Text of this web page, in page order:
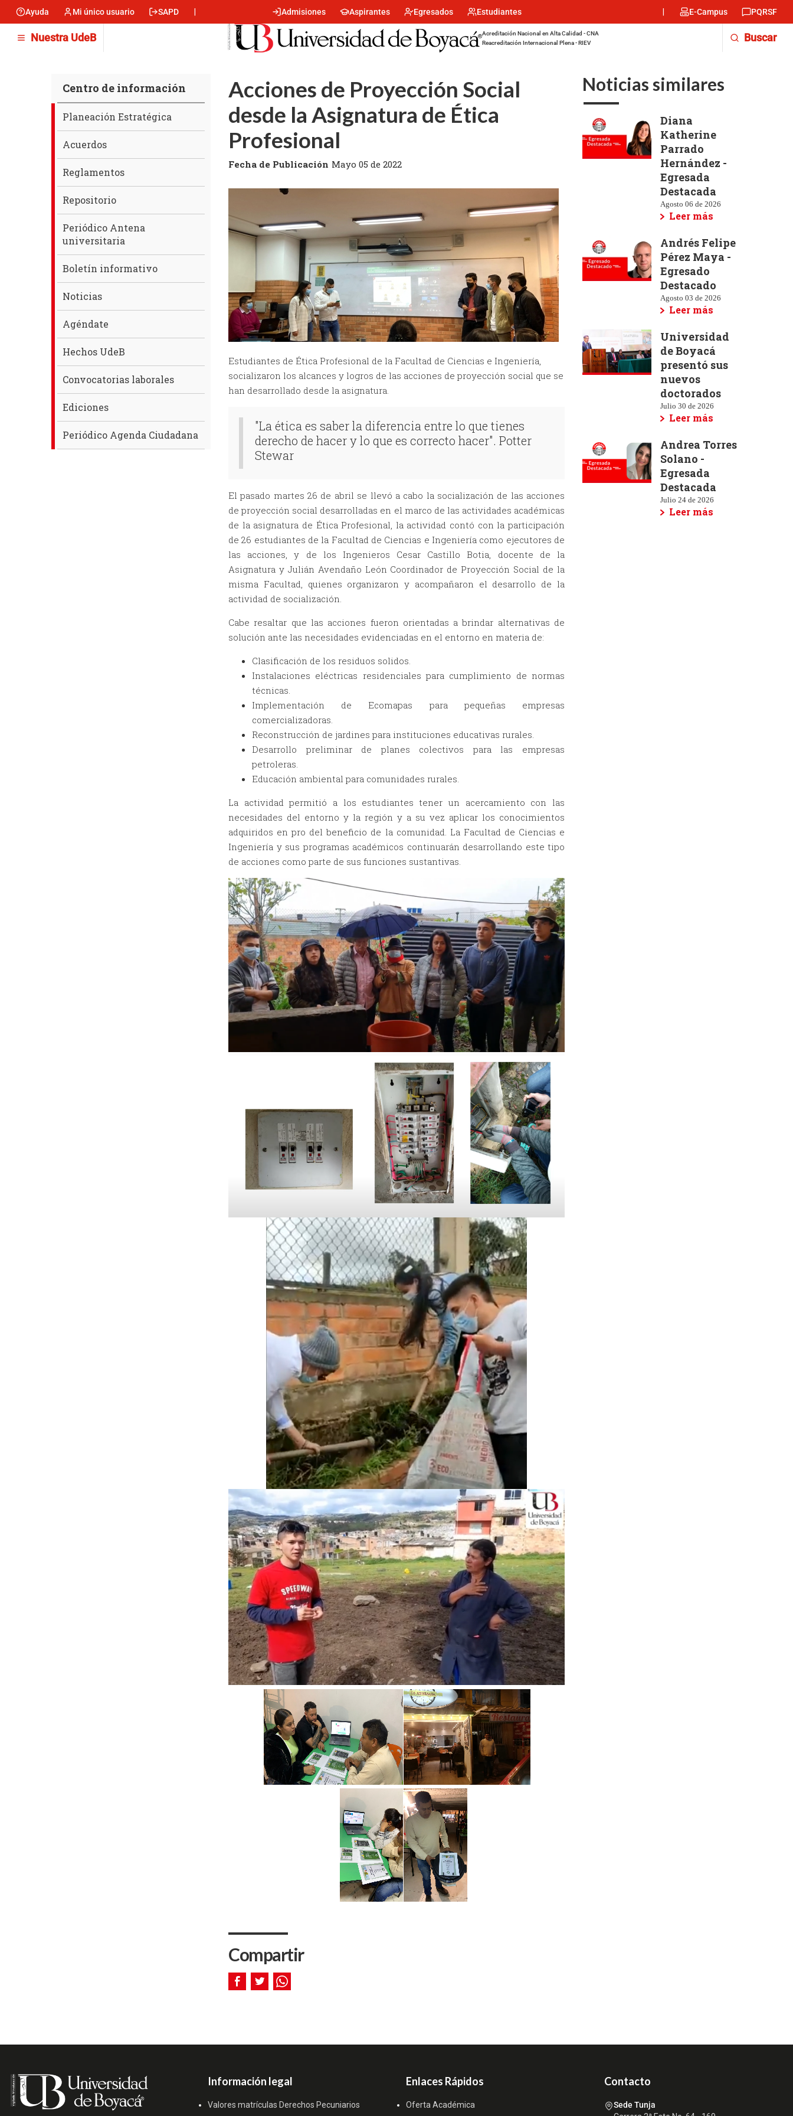
contenido
principal
Menu
Ayuda Mi único usuario SAPD
Menu
encabezado
-
Centro
Admisiones Aspirantes Egresados Estudiantes
Menu
encabezado
E-Campus PQRSF
Nuestra UdeB
Acreditación Nacional en Alta Calidad - CNA
Reacreditación Internacional Plena - RIEV
Buscar
Centro de información
Centro
de
información
Planeación Estratégica
Acuerdos
Reglamentos
Repositorio
Periódico Antena
universitaria
Boletín informativo
Noticias
Agéndate
Hechos UdeB
Convocatorias laborales
Ediciones
Periódico Agenda Ciudadana
Acciones de Proyección Social
desde la Asignatura de Ética
Profesional
Fecha de Publicación Mayo 05 de 2022
Estudiantes de Ética Profesional de la Facultad de Ciencias e Ingeniería,
socializaron los alcances y logros de las acciones de proyección social que se
han desarrollado desde la asignatura.
"La ética es saber la diferencia entre lo que tienes
derecho de hacer y lo que es correcto hacer". Potter
Stewar
El pasado martes 26 de abril se llevó a cabo la socialización de las acciones
de proyección social desarrolladas en el marco de las actividades académicas
de la asignatura de Ética Profesional, la actividad contó con la participación
de 26 estudiantes de la Facultad de Ciencias e Ingeniería como ejecutores de
las acciones, y de los Ingenieros Cesar Castillo Botia, docente de la
Asignatura y Julián Avendaño León Coordinador de Proyección Social de la
misma Facultad, quienes organizaron y acompañaron el desarrollo de la
actividad de socialización.
Cabe resaltar que las acciones fueron orientadas a brindar alternativas de
solución ante las necesidades evidenciadas en el entorno en materia de:
Clasificación de los residuos solidos.
Instalaciones eléctricas residenciales para cumplimiento de normas
técnicas.
Implementación de Ecomapas para pequeñas empresas
comercializadoras.
Reconstrucción de jardines para instituciones educativas rurales.
Desarrollo preliminar de planes colectivos para las empresas
petroleras.
Educación ambiental para comunidades rurales.
La actividad permitió a los estudiantes tener un acercamiento con las
necesidades del entorno y la región y a su vez aplicar los conocimientos
adquiridos en pro del beneficio de la comunidad. La Facultad de Ciencias e
Ingeniería y sus programas académicos continuarán desarrollando este tipo
de acciones como parte de sus funciones sustantivas.
Compartir
Noticias similares
Diana
Katherine
Parrado
Hernández -
Egresada
Destacada
Agosto 06 de 2026
Leer más
Andrés Felipe
Pérez Maya -
Egresado
Destacado
Agosto 03 de 2026
Leer más
Universidad
de Boyacá
presentó sus
nuevos
doctorados
Julio 30 de 2026
Leer más
Andrea Torres
Solano -
Egresada
Destacada
Julio 24 de 2026
Leer más
Información legal
Valores matrículas Derechos Pecuniarios
Enlaces Rápidos
Oferta Académica
Contacto
Sede Tunja